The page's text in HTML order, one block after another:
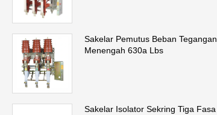
Sakelar Pemutus Beban Tegangan
Menengah 630a Lbs
Sakelar Isolator Sekring Tiga Fasa